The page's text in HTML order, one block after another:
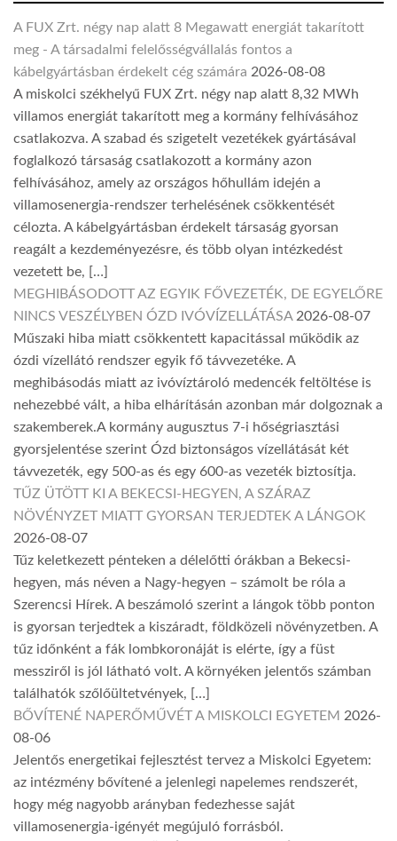
A FUX Zrt. négy nap alatt 8 Megawatt energiát takarított
meg - A társadalmi felelősségvállalás fontos a
kábelgyártásban érdekelt cég számára 2026-08-08
A miskolci székhelyű FUX Zrt. négy nap alatt 8,32 MWh
villamos energiát takarított meg a kormány felhívásához
csatlakozva. A szabad és szigetelt vezetékek gyártásával
foglalkozó társaság csatlakozott a kormány azon
felhívásához, amely az országos hőhullám idején a
villamosenergia-rendszer terhelésének csökkentését
célozta. A kábelgyártásban érdekelt társaság gyorsan
reagált a kezdeményezésre, és több olyan intézkedést
vezetett be, […]
MEGHIBÁSODOTT AZ EGYIK FŐVEZETÉK, DE EGYELŐRE
NINCS VESZÉLYBEN ÓZD IVÓVÍZELLÁTÁSA 2026-08-07
Műszaki hiba miatt csökkentett kapacitással működik az
ózdi vízellátó rendszer egyik fő távvezetéke. A
meghibásodás miatt az ivóvíztároló medencék feltöltése is
nehezebbé vált, a hiba elhárításán azonban már dolgoznak a
szakemberek.A kormány augusztus 7-i hőségriasztási
gyorsjelentése szerint Ózd biztonságos vízellátását két
távvezeték, egy 500-as és egy 600-as vezeték biztosítja.
TŰZ ÜTÖTT KI A BEKECSI-HEGYEN, A SZÁRAZ
NÖVÉNYZET MIATT GYORSAN TERJEDTEK A LÁNGOK
2026-08-07
Tűz keletkezett pénteken a délelőtti órákban a Bekecsi-
hegyen, más néven a Nagy-hegyen – számolt be róla a
Szerencsi Hírek. A beszámoló szerint a lángok több ponton
is gyorsan terjedtek a kiszáradt, földközeli növényzetben. A
tűz időnként a fák lombkoronáját is elérte, így a füst
messziről is jól látható volt. A környéken jelentős számban
találhatók szőlőültetvények, […]
BŐVÍTENÉ NAPERŐMŰVÉT A MISKOLCI EGYETEM 2026-
08-06
Jelentős energetikai fejlesztést tervez a Miskolci Egyetem:
az intézmény bővítené a jelenlegi napelemes rendszerét,
hogy még nagyobb arányban fedezhesse saját
villamosenergia-igényét megújuló forrásból.